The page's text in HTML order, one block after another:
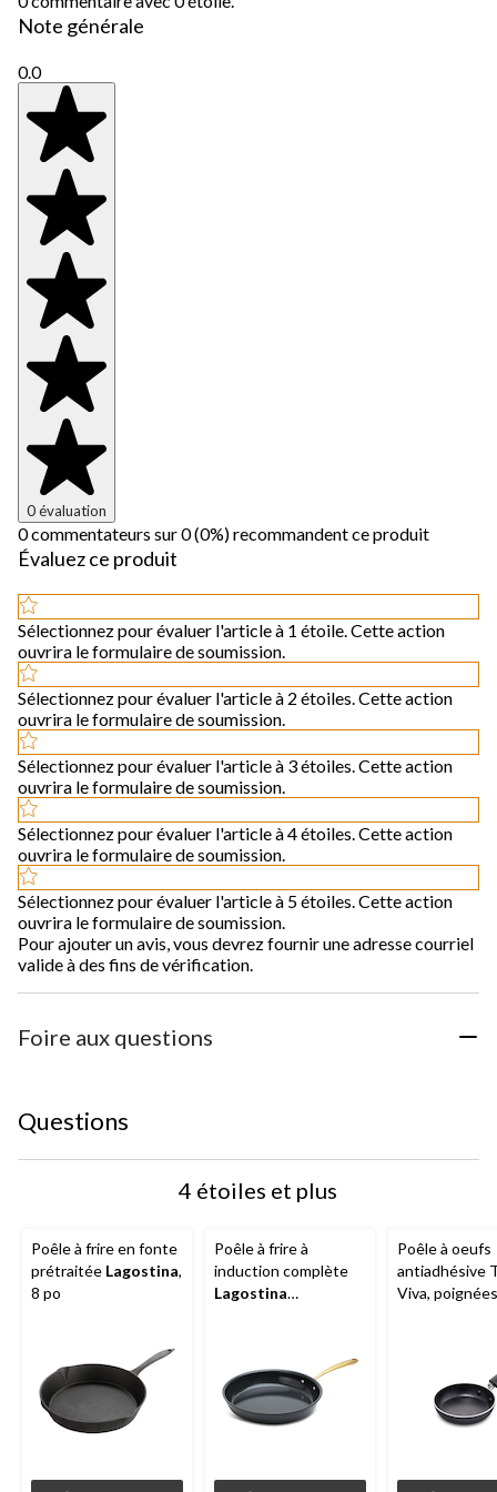
Note générale
0.0
0 évaluation
0 commentateurs sur 0 (0%) recommandent ce produit
Évaluez ce produit
Sélectionnez pour évaluer l'article à 1 étoile. Cette action
ouvrira le formulaire de soumission.
Sélectionnez pour évaluer l'article à 2 étoiles. Cette action
ouvrira le formulaire de soumission.
Sélectionnez pour évaluer l'article à 3 étoiles. Cette action
ouvrira le formulaire de soumission.
Sélectionnez pour évaluer l'article à 4 étoiles. Cette action
ouvrira le formulaire de soumission.
Sélectionnez pour évaluer l'article à 5 étoiles. Cette action
ouvrira le formulaire de soumission.
Pour ajouter un avis, vous devrez fournir une adresse courriel
valide à des fins de vérification.
Foire aux questions
Questions
4 étoiles et plus
Poêle à frire en fonte
prétraitée Lagostina,
8 po
Poêle à frire à
induction complète
Lagostina
Poêle à oeufs
antiadhésive
Viva, poignées